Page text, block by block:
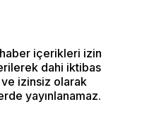
içerikleri izin
dahi iktibas
ve izinsiz olarak
yayınlanamaz.